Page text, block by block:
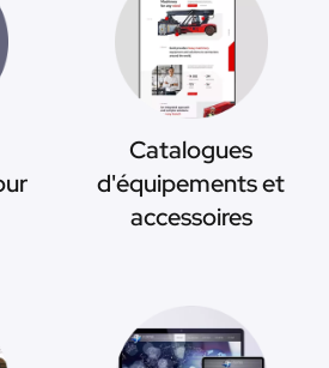
Catalogues
d'équipements et
accessoires